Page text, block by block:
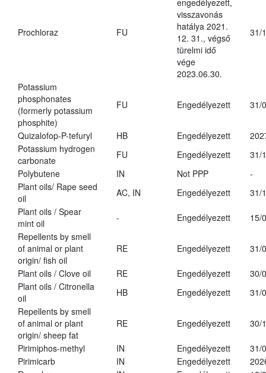
Prochloraz FU
engedélyezett,
visszavonás
hatálya 2021.
12. 31., végső
türelmi idő
vége
2023.06.30.
31/
Potassium
phosphonates
(formerly potassium
phosphite)
FU Engedélyezett 31/
Quizalofop-P-tefuryl HB Engedélyezett
Potassium hydrogen
carbonate
FU Engedélyezett
31/
Polybutene
IN Not PPP
-
Plant oils/ Rape seed
oil
AC, IN Engedélyezett
31/
Plant oils / Spear
mint oil
- Engedélyezett
15/
Repellents by smell
of animal or plant
origin/ fish oil
RE Engedélyezett 31/
Plant oils / Clove oil RE Engedélyezett
30/
Plant oils / Citronella
oil
HB Engedélyezett
31/
Repellents by smell
of animal or plant
origin/ sheep fat
RE Engedélyezett 30/
Pirimiphos-methyl IN Engedélyezett
31/
Pirimicarb
IN Engedélyezett